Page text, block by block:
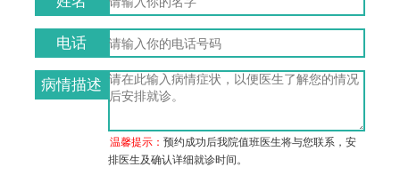
电话
病情描述
温馨提示：预约成功后我院值班医生将与您联系，安
排医生及确认详细就诊时间。